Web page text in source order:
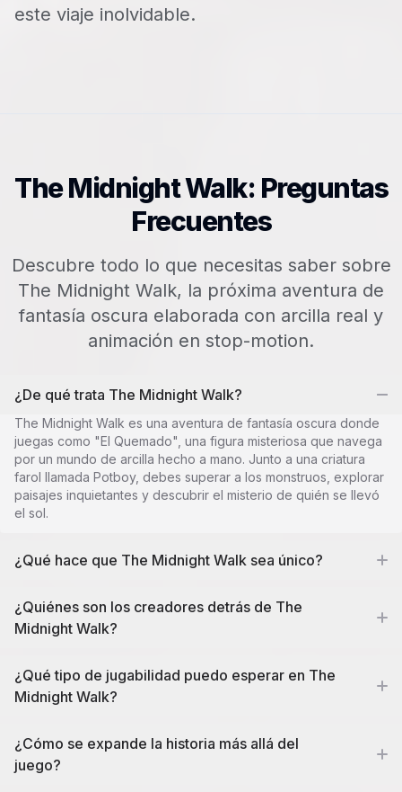
este viaje inolvidable.
The Midnight Walk: Preguntas
Frecuentes
Descubre todo lo que necesitas saber sobre
The Midnight Walk, la próxima aventura de
fantasía oscura elaborada con arcilla real y
animación en stop-motion.
¿De qué trata The Midnight Walk?
The Midnight Walk es una aventura de fantasía oscura donde
juegas como "El Quemado", una figura misteriosa que navega
por un mundo de arcilla hecho a mano. Junto a una criatura
farol llamada Potboy, debes superar a los monstruos, explorar
paisajes inquietantes y descubrir el misterio de quién se llevó
el sol.
¿Qué hace que The Midnight Walk sea único?
¿Quiénes son los creadores detrás de The
Midnight Walk?
¿Qué tipo de jugabilidad puedo esperar en The
Midnight Walk?
¿Cómo se expande la historia más allá del
juego?